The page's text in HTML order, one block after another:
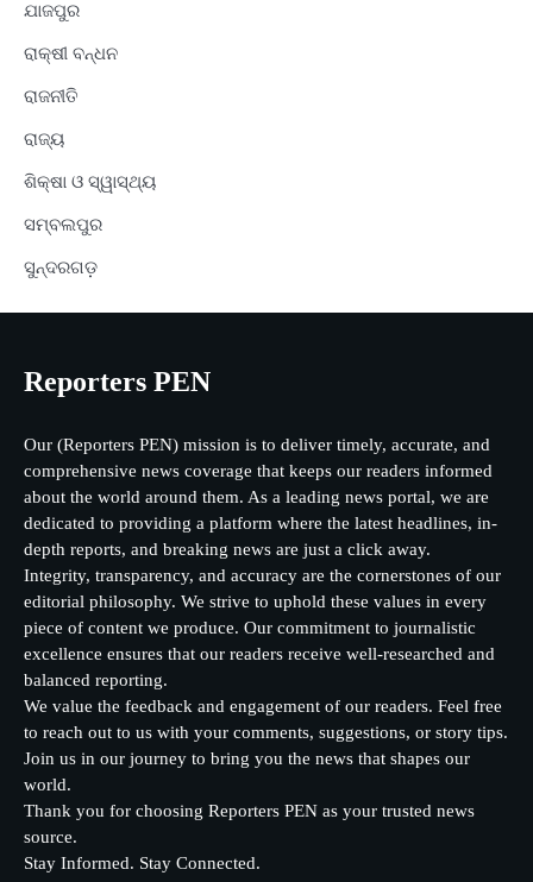
ଯାଜପୁର
ରାକ୍ଷୀ ବନ୍ଧନ
ରାଜନୀତି
ରାଜ୍ୟ
ଶିକ୍ଷା ଓ ସ୍ୱାସ୍ଥ୍ୟ
ସମ୍ବଲପୁର
ସୁନ୍ଦରଗଡ଼
Reporters PEN
Our (Reporters PEN) mission is to deliver timely, accurate, and
comprehensive news coverage that keeps our readers informed
about the world around them. As a leading news portal, we are
dedicated to providing a platform where the latest headlines, in-
depth reports, and breaking news are just a click away.
Integrity, transparency, and accuracy are the cornerstones of our
editorial philosophy. We strive to uphold these values in every
piece of content we produce. Our commitment to journalistic
excellence ensures that our readers receive well-researched and
balanced reporting.
We value the feedback and engagement of our readers. Feel free
to reach out to us with your comments, suggestions, or story tips.
Join us in our journey to bring you the news that shapes our
world.
Thank you for choosing Reporters PEN as your trusted news
source.
Stay Informed. Stay Connected.